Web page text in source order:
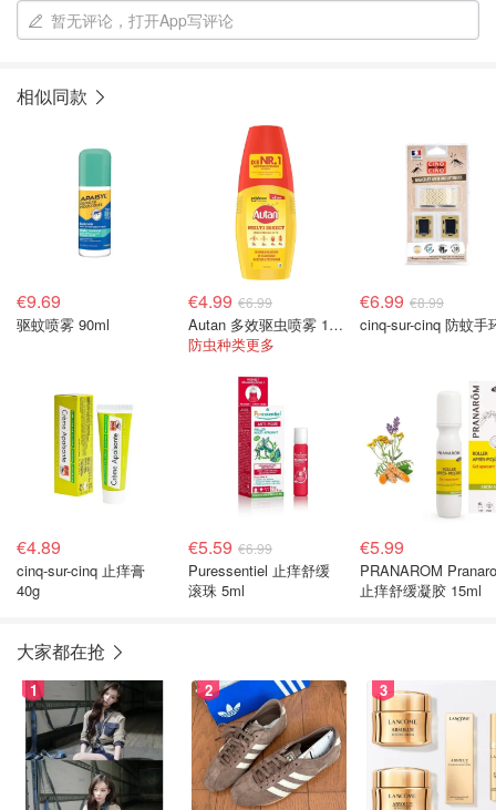
暂无评论，打开App写评论
相似同款
€9.69
驱蚊喷雾 90ml
€4.99 €6.99
Autan 多效驱虫喷雾 100ml
防虫种类更多
€6.99 €8.99
cinq-sur-cinq 防蚊手
€4.89
cinq-sur-cinq 止痒膏
40g
€5.59 €6.99
Puressentiel 止痒舒缓
滚珠 5ml
€5.99
PRANAROM
止痒舒缓凝胶 15ml
大家都在抢
1 2 3